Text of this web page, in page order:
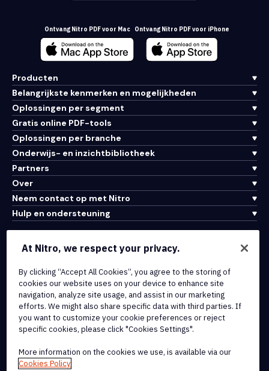
Ontvang Nitro PDF voor Mac Ontvang Nitro PDF voor iPhone
Producten
Belangrijkste kenmerken en mogelijkheden
Oplossingen per segment
Gratis online PDF-tools
Oplossingen per branche
Onderwijs- en inzichtbibliotheek
Partners
Over
Neem contact op met Nitro
Hulp en ondersteuning
Integraties en API-connectiviteit
Cookiebeleid
Copyrightbeleid
Alle voorwaarden en beleidsmaatregelen
© 2026 Nitro Software, Inc. Inc. Alle rechten voorbehouden.
Nitro, het Nitro-logo, Nitro Productivity Platform, Nitro PDF Pro, Nitro
At Nitro, we respect your privacy.
By clicking “Accept All Cookies”, you agree to the storing of
cookies our website uses on your device to enhance site
navigation, analyze site usage, and assist in our marketing
efforts. We might also share specific data with third parties. If
you want to customize your cookie preferences or reject
specific cookies, please click "Cookies Settings".
More information on the cookies we use, is available via our
Cookies Policy